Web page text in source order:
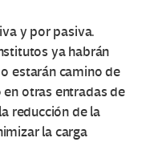
y por pasiva.
ya habrán
estarán camino de
otras entradas de
reducción de la
la carga